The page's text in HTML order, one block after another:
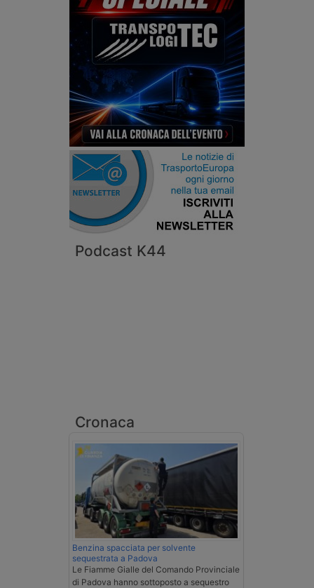
Podcast K44
Cronaca
Benzina spacciata per solvente
sequestrata a Padova
Le Fiamme Gialle del Comando Provinciale
di Padova hanno sottoposto a sequestro